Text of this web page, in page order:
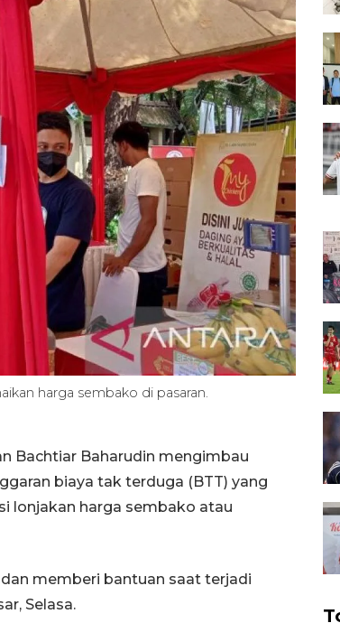
harga sembako di pasaran.
Bachtiar Baharudin mengimbau
biaya tak terduga (BTT) yang
lonjakan harga sembako atau
memberi bantuan saat terjadi
Selasa.